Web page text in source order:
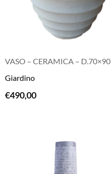
VASO – CERAMICA – D.70×90
Giardino
€490,00